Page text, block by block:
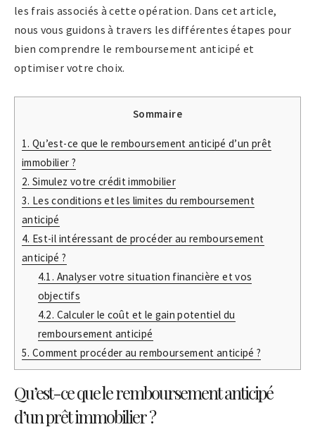
les frais associés à cette opération. Dans cet article,
nous vous guidons à travers les différentes étapes pour
bien comprendre le remboursement anticipé et
optimiser votre choix.
Sommaire
1. Qu’est-ce que le remboursement anticipé d’un prêt
immobilier ?
2. Simulez votre crédit immobilier
3. Les conditions et les limites du remboursement
anticipé
4. Est-il intéressant de procéder au remboursement
anticipé ?
4.1. Analyser votre situation financière et vos
objectifs
4.2. Calculer le coût et le gain potentiel du
remboursement anticipé
5. Comment procéder au remboursement anticipé ?
Qu’est-ce que le remboursement anticipé
d’un prêt immobilier ?